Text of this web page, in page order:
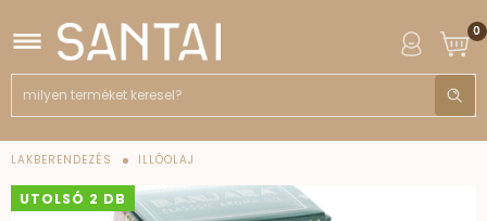
0
LAKBERENDEZÉS ILLÓOLAJ
UTOLSÓ 2 DB